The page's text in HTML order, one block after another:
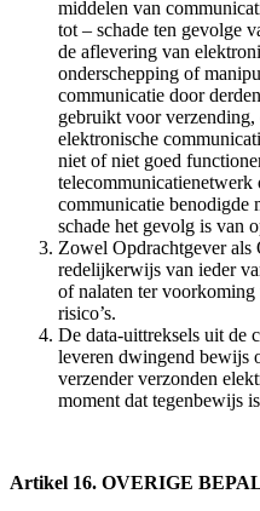
middelen van
tot – schade ten gevolge
de aflevering van
onderschepping of
communicatie door
gebruikt voor
elektronische
niet of niet goed
telecommunicatienetwerk
communicatie benodigde
schade het gevolg is van
Zowel Opdrachtgever als
redelijkerwijs van ieder
of nalaten ter
risico’s.
De data-uittreksels uit de
leveren dwingend bewijs
verzender verzonden
moment dat tegenbewijs
Artikel 16. OVERIGE